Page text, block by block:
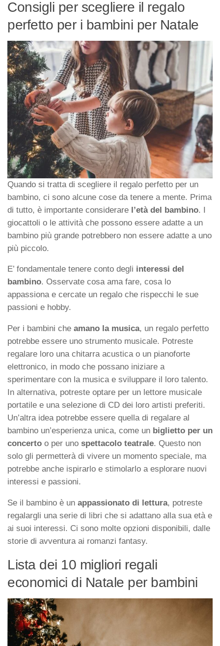
Consigli per scegliere il regalo
perfetto per i bambini per Natale
Quando si tratta di scegliere il regalo perfetto per un
bambino, ci sono alcune cose da tenere a mente. Prima
di tutto, è importante considerare l’età del bambino. I
giocattoli o le attività che possono essere adatte a un
bambino più grande potrebbero non essere adatte a uno
più piccolo.
E’ fondamentale tenere conto degli interessi del
bambino. Osservate cosa ama fare, cosa lo
appassiona e cercate un regalo che rispecchi le sue
passioni e hobby.
Per i bambini che amano la musica, un regalo perfetto
potrebbe essere uno strumento musicale. Potreste
regalare loro una chitarra acustica o un pianoforte
elettronico, in modo che possano iniziare a
sperimentare con la musica e sviluppare il loro talento.
In alternativa, potreste optare per un lettore musicale
portatile e una selezione di CD dei loro artisti preferiti.
Un’altra idea potrebbe essere quella di regalare al
bambino un’esperienza unica, come un biglietto per un
concerto o per uno spettacolo teatrale. Questo non
solo gli permetterà di vivere un momento speciale, ma
potrebbe anche ispirarlo e stimolarlo a esplorare nuovi
interessi e passioni.
Se il bambino è un appassionato di lettura, potreste
regalargli una serie di libri che si adattano alla sua età e
ai suoi interessi. Ci sono molte opzioni disponibili, dalle
storie di avventura ai romanzi fantasy.
Lista dei 10 migliori regali
economici di Natale per bambini